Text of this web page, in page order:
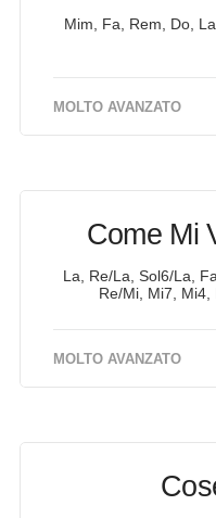
Mim, Fa, Rem, Do,
MOLTO AVANZATO
Come Mi
La, Re/La, Sol6/La,
Re/Mi, Mi7,
MOLTO AVANZATO